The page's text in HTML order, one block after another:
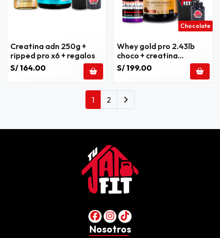
Creatina adn 250g +
ripped pro x6 + regalos
S/ 164.00
Chocolate
Whey gold pro 2.43lb
choco + creatina
ultimate nut 300g +
regalos
S/ 199.00
1 2
Nosotros